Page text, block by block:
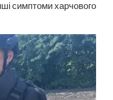
симптоми харчового